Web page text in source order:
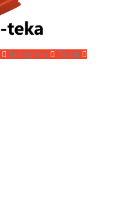
Instagram Tiktok